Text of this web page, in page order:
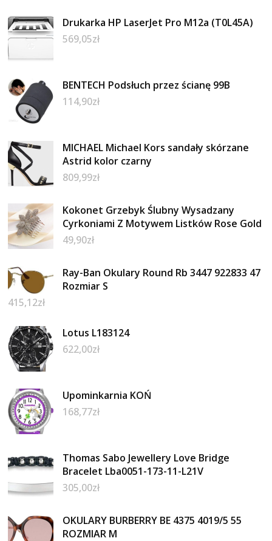
Drukarka HP LaserJet Pro M12a (T0L45A)
569,05zł
BENTECH Podsłuch przez ścianę 99B
114,90zł
MICHAEL Michael Kors sandały skórzane
Astrid kolor czarny
809,99zł
Kokonet Grzebyk Ślubny Wysadzany
Cyrkoniami Z Motywem Listków Rose Gold
49,90zł
Ray-Ban Okulary Round Rb 3447 922833 47
Rozmiar S
415,12zł
Lotus L183124
622,00zł
Upominkarnia KOŃ
168,77zł
Thomas Sabo Jewellery Love Bridge
Bracelet Lba0051-173-11-L21V
305,00zł
OKULARY BURBERRY BE 4375 4019/5 55
ROZMIAR M